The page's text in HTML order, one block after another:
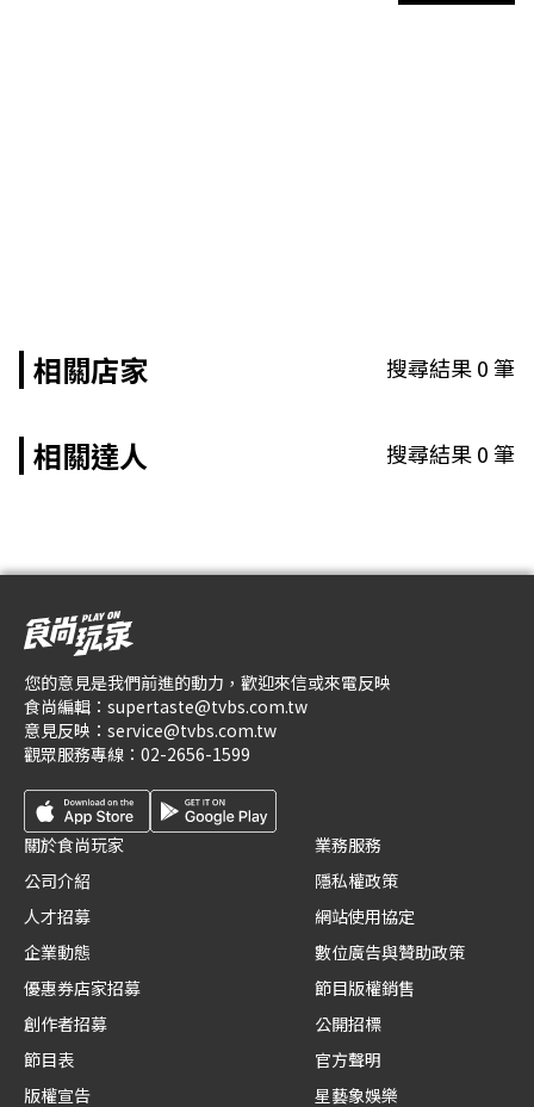
相關店家 搜尋結果0筆
相關達人 搜尋結果0筆
您的意見是我們前進的動力，歡迎來信或來電反映
食尚編輯： supertaste@tvbs.com.tw
意見反映： service@tvbs.com.tw
觀眾服務專線： 02-2656-1599
關於食尚玩家
公司介紹
人才招募
企業動態
優惠券店家招募
創作者招募
節目表
版權宣告
業務服務
隱私權政策
網站使用協定
數位廣告與贊助政策
節目版權銷售
公開招標
官方聲明
星藝象娛樂